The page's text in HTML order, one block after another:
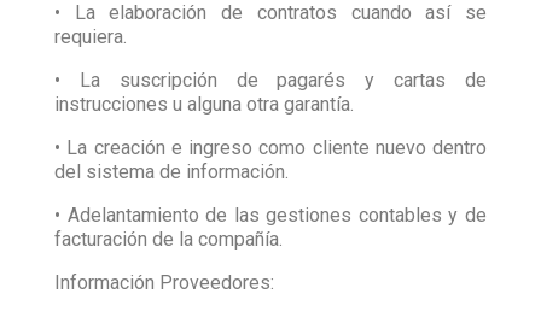
• La elaboración de contratos cuando así se
requiera.
• La suscripción de pagarés y cartas de
instrucciones u alguna otra garantía.
• La creación e ingreso como cliente nuevo dentro
del sistema de información.
• Adelantamiento de las gestiones contables y de
facturación de la compañía.
Información Proveedores: